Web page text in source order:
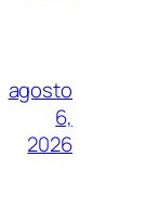
agosto
6,
2026